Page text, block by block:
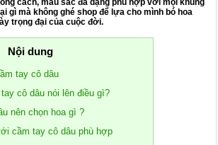
cách, màu sắc đa dạng phù hợp với mọi khung
gì mà không ghé shop để lựa cho mình bó hoa
trọng đại của cuộc đời.
Nội dung
tay cô dâu
cô dâu nói lên điều gì?
nên chọn hoa gì ?
cầm tay cô dâu phù hợp